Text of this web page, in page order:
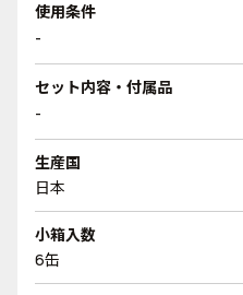
使用条件
-
セット内容・付属品
-
生産国
日本
小箱入数
6缶